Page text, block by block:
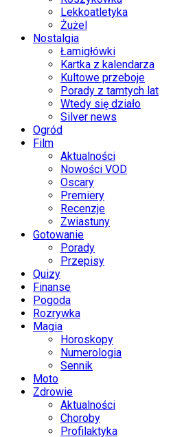
Lekkoatletyka
Żużel
Nostalgia
Łamigłówki
Kartka z kalendarza
Kultowe przeboje
Porady z tamtych lat
Wtedy się działo
Silver news
Ogród
Film
Aktualności
Nowości VOD
Oscary
Premiery
Recenzje
Zwiastuny
Gotowanie
Porady
Przepisy
Quizy
Finanse
Pogoda
Rozrywka
Magia
Horoskopy
Numerologia
Sennik
Moto
Zdrowie
Aktualności
Choroby
Profilaktyka